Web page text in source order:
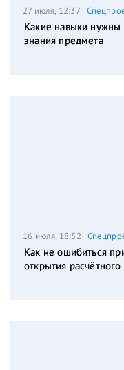
27 июля, 12:37
Какие навыки
знания предмета
16 июля, 18:52
Как не ошибиться
открытия